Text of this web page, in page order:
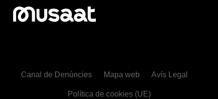
Canal de Denúncies Mapa web Avís Legal
Política de cookies (UE)